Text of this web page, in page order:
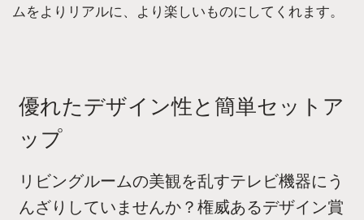
ムをよりリアルに、より楽しいものにしてくれます。
優れたデザイン性と簡単セットア
ップ
リビングルームの美観を乱すテレビ機器にう
んざりしていませんか？権威あるデザイン賞